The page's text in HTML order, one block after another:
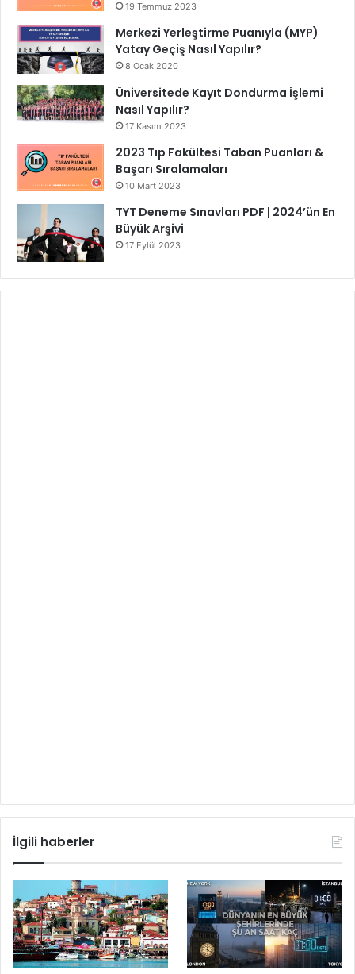
19 Temmuz 2023
Merkezi Yerleştirme Puanıyla (MYP)
Yatay Geçiş Nasıl Yapılır?
8 Ocak 2020
Üniversitede Kayıt Dondurma İşlemi
Nasıl Yapılır?
17 Kasım 2023
2023 Tıp Fakültesi Taban Puanları &
Başarı Sıralamaları
10 Mart 2023
TYT Deneme Sınavları PDF | 2024’ün En
Büyük Arşivi
17 Eylül 2023
İlgili haberler